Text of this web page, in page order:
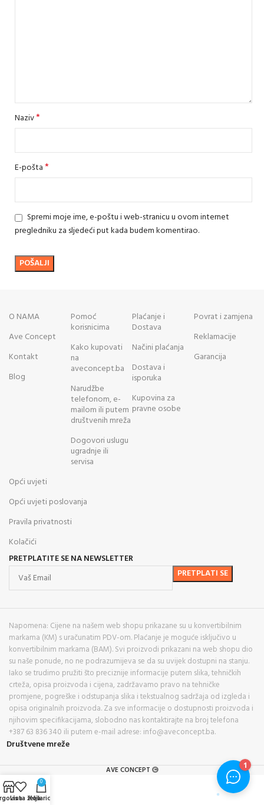
Naziv*
E-pošta*
Spremi moje ime, e-poštu i web-stranicu u ovom internet
pregledniku za sljedeći put kada budem komentirao.
O NAMA
Ave Concept
Kontakt
Blog
Pomoć
korisnicima
Kako kupovati
na
aveconcept.ba
Narudžbe
telefonom, e-
mailom ili putem
društvenih mreža
Dogovori uslugu
ugradnje ili
servisa
Plaćanje i
Dostava
Načini plaćanja
Dostava i
isporuka
Kupovina za
pravne osobe
Povrat i zamjena
Reklamacije
Garancija
Opći uvjeti
Opći uvjeti poslovanja
Pravila privatnosti
Kolačići
PRETPLATITE SE NA NEWSLETTER
Napomena: Cijene na našem web shopu prikazane su u konvertibilnim
markama (KM) s uračunatim PDV-om. Plaćanje je moguće isključivo u
konvertibilnim markama (BAM). Svi proizvodi prikazani na web shopu dio
su naše ponude, no ne podrazumijeva se da su uvijek dostupni na stanju.
Iako se trudimo pružiti što preciznije informacije putem slika, tehničkih
crteža, opisa proizvoda i cijena, zadržavamo pravo na tehničke
promjene, pogreške i odstupanja slika i tekstualnog sadržaja od izgleda i
opisa originalnih proizvoda. Za sve informacije o dostupnosti proizvoda i
njihovim specifikacijama, slobodno nas kontaktirajte na broj telefona
+387 63 836 340 ili putem e-mail adrese: info@aveconcept.ba.
Društvene mreže
AVE CONCEPT
Lista želja
0
Košarica